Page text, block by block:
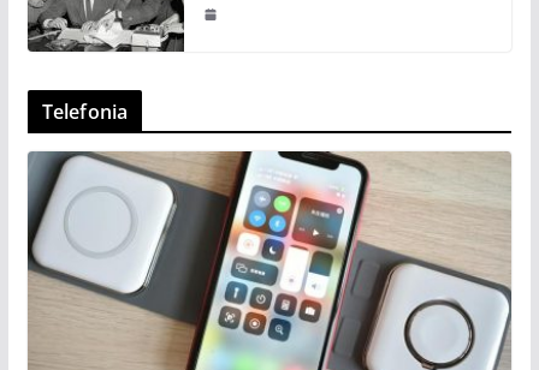
Telefonia